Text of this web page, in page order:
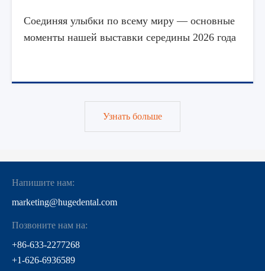
Соединяя улыбки по всему миру — основные
моменты нашей выставки середины 2026 года
Узнать больше
Напишите нам:
marketing@hugedental.com
Позвоните нам на:
+86-633-2277268
+1-626-6936589